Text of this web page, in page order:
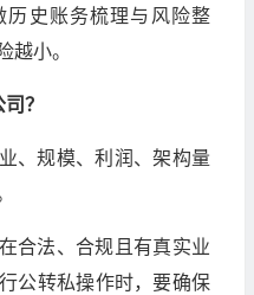
历史账务梳理与风险整
越小。
？
、规模、利润、架构量
合法、合规且有真实业
公转私操作时，要确保